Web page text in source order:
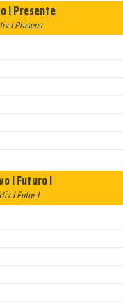
I Presente
I Präsens
I Futuro I
I Futur I